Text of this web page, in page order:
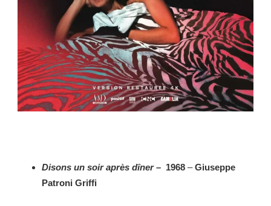
Disons un soir après dîner– 1968 –Giuseppe
Patroni Griffi